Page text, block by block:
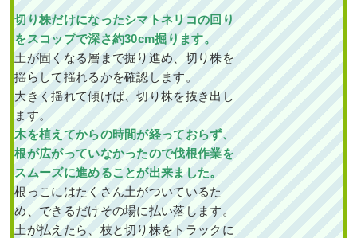
切り株だけになったシマトネリコの回り
をスコップで深さ約30cm掘ります。
土が固くなる層まで掘り進め、切り株を
揺らして揺れるかを確認します。
大きく揺れて傾けば、切り株を抜き出し
ます。
木を植えてからの時間が経っておらず、
根が広がっていなかったので伐根作業を
スムーズに進めることが出来ました。
根っこにはたくさん土がついているた
め、できるだけその場に払い落します。
土が払えたら、枝と切り株をトラックに